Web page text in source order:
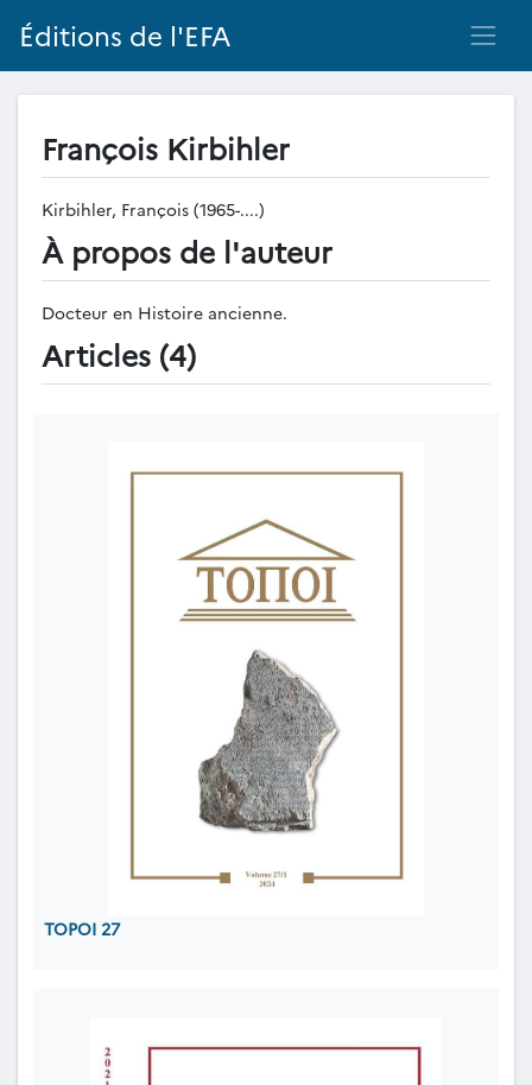
Éditions de l'EFA
François Kirbihler
Kirbihler, François (1965-....)
À propos de l'auteur
Docteur en Histoire ancienne.
Articles (4)
TOPOI 27